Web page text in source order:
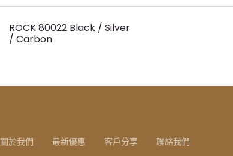
ROCK 80022 Black / Silver
/ Carbon
關於我們 最新優惠 客戶分享 聯絡我們